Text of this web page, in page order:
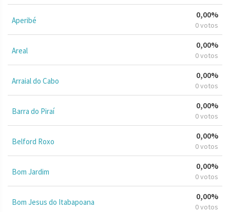
Aperibé
0,00%
0 votos
Areal
0,00%
0 votos
Arraial do Cabo
0,00%
0 votos
Barra do Piraí
0,00%
0 votos
Belford Roxo
0,00%
0 votos
Bom Jardim
0,00%
0 votos
Bom Jesus do Itabapoana
0,00%
0 votos